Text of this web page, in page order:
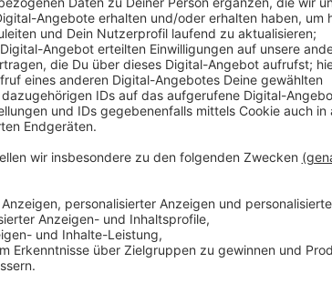
erschlichen haben. Der Clan soll viele
Hauptverdächtige, ein 46-jähriger Mann, lebt in
beschlagnahmt, der Mann und drei Verwandte
Veröffentlicht:Dienstag, 08.06.2021 17:36
Anzeige